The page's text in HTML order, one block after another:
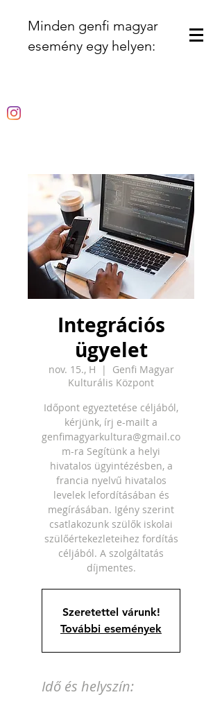
Minden genfi magyar
esemény egy helyen:
Integrációs
ügyelet
nov. 15., H
  |
Genfi Magyar
Kulturális Központ
Időpont egyeztetése céljából,
kérjünk, írj e-mailt a
genfimagyarkultura@gmail.co
m-ra Segítünk a helyi
hivatalos ügyintézésben, a
francia nyelvű hivatalos
levelek lefordításában és
megírásában. Igény szerint
csatlakozunk szülők iskolai
szülőértekezleteihez fordítás
céljából. A szolgáltatás
díjmentes.
Szeretettel várunk!
További események
Idő és helyszín: